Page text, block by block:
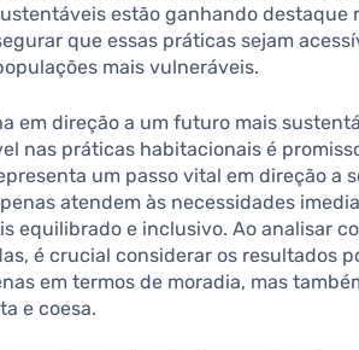
estão ganhando destaque
que essas práticas sejam
mais vulneráveis.
em direção a um futuro mais
nas práticas habitacionais é
um passo vital em direção a
atendem às necessidades
equilibrado e inclusivo. Ao analisar
é crucial considerar os resultados
em termos de moradia, mas
e coesa.